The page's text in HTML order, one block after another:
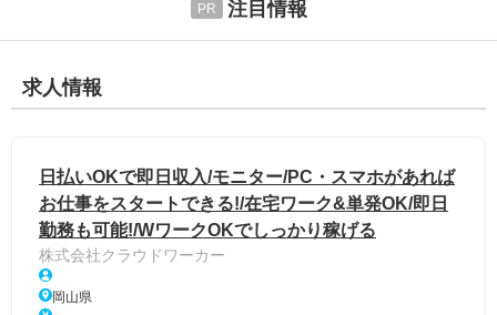
注目情報
求人情報
日払いOKで即日収入/モニター/PC・スマホがあれば
お仕事をスタートできる!/在宅ワーク&単発OK/即日
勤務も可能!/WワークOKでしっかり稼げる
株式会社クラウドワーカー
岡山県